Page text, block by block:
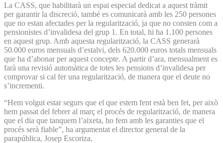
La CASS, que habilitarà un espai especial dedicat a aquest tràmit
per garantir la discreció, també es comunicarà amb les 250 persones
que no estan afectades per la regularització, ja que no consten com a
pensionistes d’invalidesa del grup 1. En total, hi ha 1.100 persones
en aquest grup. Amb aquesta regularització, la CASS generarà
50.000 euros mensuals d’estalvi, dels 620.000 euros totals mensuals
que ha d’abonar per aquest concepte. A partir d’ara, mensualment es
farà una revisió automàtica de totes les pensions d’invalidesa per
comprovar si cal fer una regularització, de manera que el deute no
s’incrementi.
“Hem volgut estar segurs que el que estem fent està ben fet, per això
hem passat del febrer al març el procés de regularització, de manera
que el dia que tanquem l’aixeta, ho fem amb les garanties que el
procés serà fiable”, ha argumentat el director general de la
parapública, Josep Escoriza.